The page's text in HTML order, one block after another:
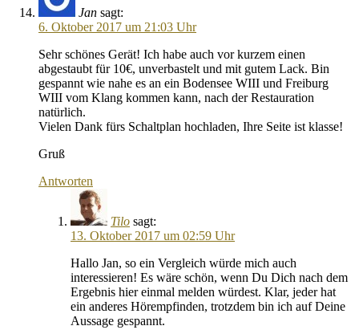
Jan sagt:
6. Oktober 2017 um 21:03 Uhr
Sehr schönes Gerät! Ich habe auch vor kurzem einen
abgestaubt für 10€, unverbastelt und mit gutem Lack. Bin
gespannt wie nahe es an ein Bodensee WIII und Freiburg
WIII vom Klang kommen kann, nach der Restauration
natürlich.
Vielen Dank fürs Schaltplan hochladen, Ihre Seite ist klasse!
Gruß
Antworten
Tilo sagt:
13. Oktober 2017 um 02:59 Uhr
Hallo Jan, so ein Vergleich würde mich auch
interessieren! Es wäre schön, wenn Du Dich nach dem
Ergebnis hier einmal melden würdest. Klar, jeder hat
ein anderes Hörempfinden, trotzdem bin ich auf Deine
Aussage gespannt.